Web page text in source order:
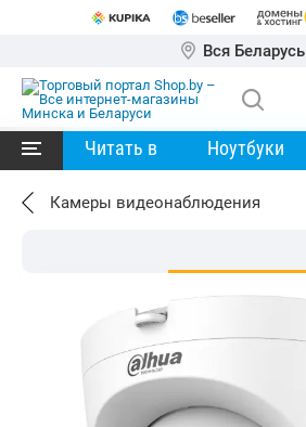
Вся Беларусь
Читать в Ноутбуки
Камеры видеонаблюдения